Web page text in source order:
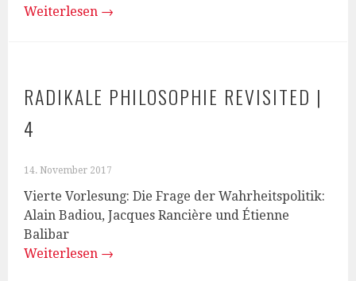
Weiterlesen →
RADIKALE PHILOSOPHIE REVISITED |
4
14. November 2017
Vierte Vorlesung: Die Frage der Wahrheitspolitik:
Alain Badiou, Jacques Rancière und Étienne
Balibar
Weiterlesen →